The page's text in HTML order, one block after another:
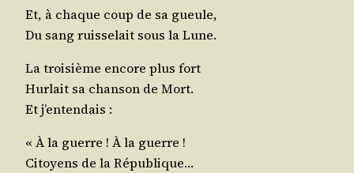
Et, à chaque coup de sa gueule,
Du sang ruis­se­lait sous la Lune.
La troi­sième encore plus fort
Hur­lait sa chan­son de Mort.
Et j’entendais :
« À la guerre ! À la guerre !
Citoyens de la République…